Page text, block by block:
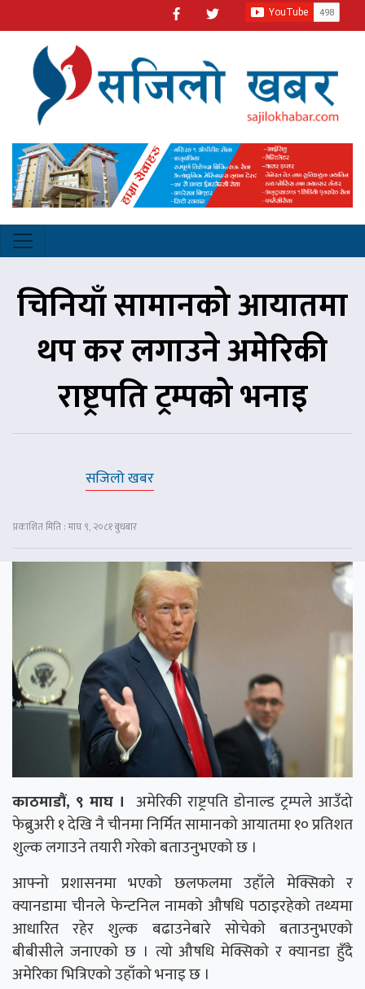
चिनियाँ सामानको आयातमा
थप कर लगाउने अमेरिकी
राष्ट्रपति ट्रम्पको भनाइ
सजिलो खबर
प्रकाशित मिति : माघ ९, २०८१ बुधबार
काठमाडौं, ९ माघ । अमेरिकी राष्ट्रपति डोनाल्ड ट्रम्पले आउँदो
फेब्रुअरी १ देखि नै चीनमा निर्मित सामानको आयातमा १० प्रतिशत
शुल्क लगाउने तयारी गरेको बताउनुभएको छ ।
आफ्नो प्रशासनमा भएको छलफलमा उहाँले मेक्सिको र
क्यानडामा चीनले फेन्टनिल नामको औषधि पठाइरहेको तथ्यमा
आधारित रहेर शुल्क बढाउनेबारे सोचेको बताउनुभएको
बीबीसीले जनाएको छ । त्यो औषधि मेक्सिको र क्यानडा हुँदै
अमेरिका भित्रिएको उहाँको भनाइ छ ।